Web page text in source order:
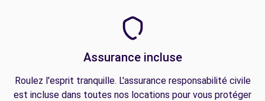
Assurance incluse
Roulez l'esprit tranquille. L'assurance responsabilité civile
est incluse dans toutes nos locations pour vous protéger